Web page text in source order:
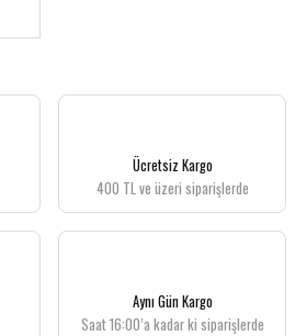
Ücretsiz Kargo
400 TL ve üzeri siparişlerde
Aynı Gün Kargo
Saat 16:00’a kadar ki siparişlerde